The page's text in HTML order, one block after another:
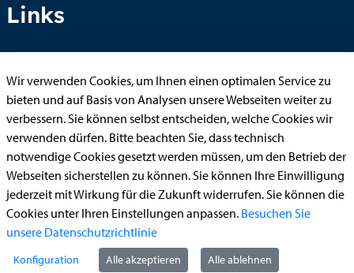
Links
Anhörung online
Aufenthaltserlaubnis
Bauantrag
Begleitetes Fahren ab 17 (Erstantrag)
Führerschein (Umtausch)
Reiterplakette (Verlängerungsantrag online)
Ummeldung zugelassenes Fahrzeug
Wir verwenden Cookies, um Ihnen einen optimalen Service zu
bieten und auf Basis von Analysen unsere Webseiten weiter zu
verbessern. Sie können selbst entscheiden, welche Cookies wir
verwenden dürfen. Bitte beachten Sie, dass technisch
notwendige Cookies gesetzt werden müssen, um den Betrieb der
Webseiten sicherstellen zu können. Sie können Ihre Einwilligung
jederzeit mit Wirkung für die Zukunft widerrufen. Sie können die
Cookies unter Ihren Einstellungen anpassen. Besuchen Sie
unsere Datenschutzrichtlinie
Konfiguration Alle akzeptieren Alle ablehnen